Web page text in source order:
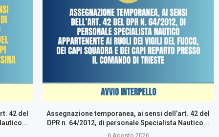
42 del
Assegnazione temporanea, ai sensi dell’art. 42 del
DPR n. 64/2012, di personale Specialista Nautico...
6 Agosto 2026